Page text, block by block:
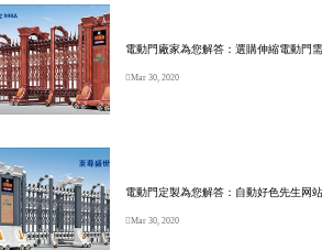
電動門廠家為您解答：選購伸縮電動門
Mar 30, 2020
電動門定製為您解答：自動好色先生网
Mar 30, 2020